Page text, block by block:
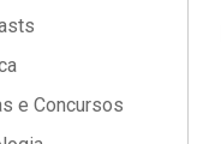
e Concursos